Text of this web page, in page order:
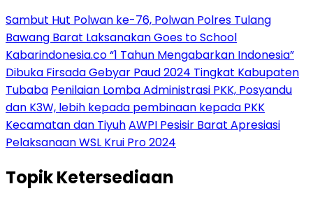
Sambut Hut Polwan ke-76, Polwan Polres Tulang
Bawang Barat Laksanakan Goes to School
Kabarindonesia.co “1 Tahun Mengabarkan Indonesia”
Dibuka Firsada Gebyar Paud 2024 Tingkat Kabupaten
Tubaba Penilaian Lomba Administrasi PKK, Posyandu
dan K3W, lebih kepada pembinaan kepada PKK
Kecamatan dan TiyuhAWPI Pesisir Barat Apresiasi
Pelaksanaan WSL Krui Pro 2024
TopikKetersediaan